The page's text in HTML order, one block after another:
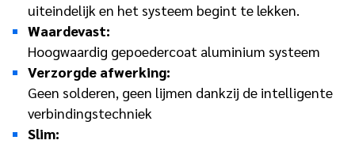
uiteindelijk en het systeem begint te lekken.
Waardevast:
Hoogwaardig gepoedercoat aluminium systeem
Verzorgde afwerking:
Geen solderen, geen lijmen dankzij de intelligente
verbindingstechniek
Slim: